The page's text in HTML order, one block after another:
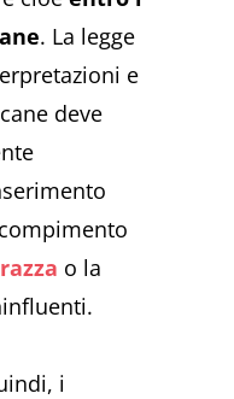
. La legge
e
deve
razza o la
i